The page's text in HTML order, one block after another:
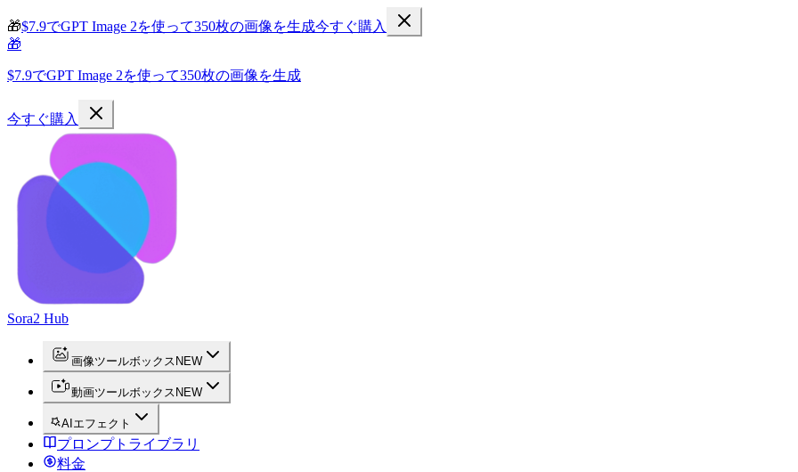
🎁$7.9でGPT Image 2を使って350枚の画像を生成今すぐ購入
🎁
$7.9でGPT Image 2を使って350枚の画像を生成
今すぐ購入
Sora2 Hub
画像ツールボックス NEW
動画ツールボックス NEW
AIエフェクト
プロンプトライブラリ
料金